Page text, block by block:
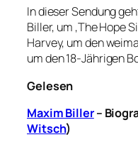
In dieser Sendung
Biller, um ‚The Hope
Harvey, um den
um den 18-Jährigen
Gelesen
Maxim Biller–
Witsch)